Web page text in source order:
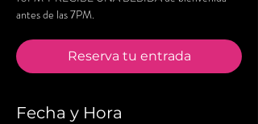
antes de las 7PM.
Reserva tu entrada
Fecha y Hora